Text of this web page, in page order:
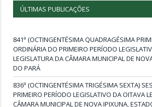
ÚLTIMAS PUBLICAÇÕES
841ª (OCTINGENTÉSIMA QUADRAGÉSIMA
ORDINÁRIA DO PRIMEIRO PERÍODO
LEGISLATURA DA CÂMARA MUNICIPAL DE
DO PARÁ
836ª (OCTINGENTÉSIMA TRIGÉSIMA SEXTA)
PRIMEIRO PERÍODO LEGISLATIVO DA OITAVA
CÂMARA MUNICIPAL DE NOVA IPIXUNA,